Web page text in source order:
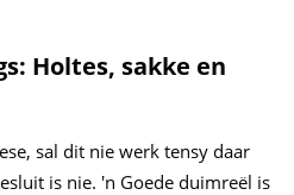
Holtes, sakke en
sal dit nie werk tensy daar
is nie. 'n Goede duimreël is